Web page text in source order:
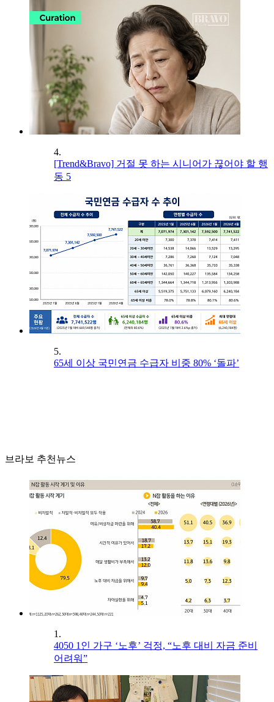
4.
[Trend&Bravo] 거절 못 하는 시니어가 끊어야 할 행
동 5
5.
65세 이상 국민연금 수급자 비중 80% ‘돌파’
브라보 추천뉴스
1.
4050 1인 가구 ‘노후’ 걱정, “노후 대비 자금 준비
어려워”